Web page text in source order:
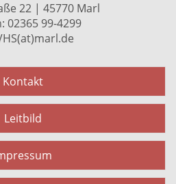
22 | 45770 Marl
02365 99-4299
Kontakt
Leitbild